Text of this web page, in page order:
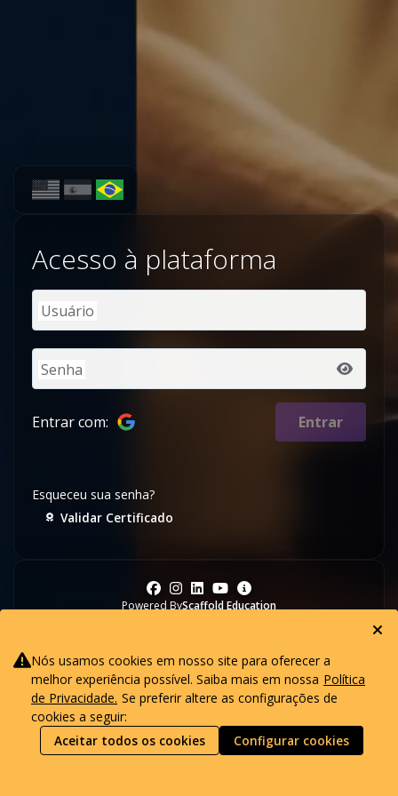
Scaffold Club
Acesso à plataforma
Usuário
Senha
Entrar com: Entrar
Esqueceu sua senha?
Validar Certificado
Powered ByScaffold Education
Nós usamos cookies em nosso site para oferecer a
melhor experiência possível. Saiba mais em nossa Política
de Privacidade. Se preferir altere as configurações de
cookies a seguir:
Aceitar todos os cookies
Configurar cookies